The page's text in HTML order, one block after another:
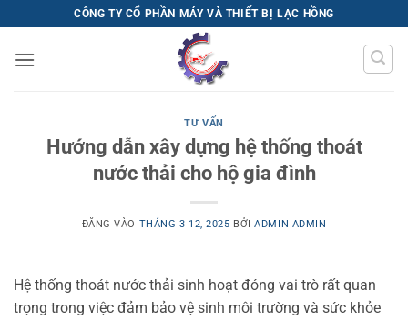
qua
nội
CÔNG TY CỔ PHẦN MÁY VÀ THIẾT BỊ LẠC HỒNG
TƯ VẤN
Hướng dẫn xây dựng hệ thống thoát
nước thải cho hộ gia đình
ĐĂNG VÀO THÁNG 3 12, 2025 BỞIADMIN ADMIN
Hệ thống thoát nước thải sinh hoạt đóng vai trò rất quan
trọng trong việc đảm bảo vệ sinh môi trường và sức khỏe